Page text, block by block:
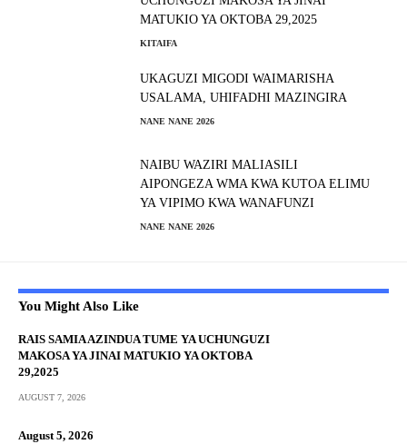
MATUKIO YA OKTOBA 29,2025
KITAIFA
UKAGUZI MIGODI WAIMARISHA
USALAMA, UHIFADHI MAZINGIRA
NANE NANE 2026
NAIBU WAZIRI MALIASILI
AIPONGEZA WMA KWA KUTOA ELIMU
YA VIPIMO KWA WANAFUNZI
NANE NANE 2026
You Might Also Like
RAIS SAMIA AZINDUA TUME YA UCHUNGUZI
MAKOSA YA JINAI MATUKIO YA OKTOBA
29,2025
AUGUST 7, 2026
August 5, 2026